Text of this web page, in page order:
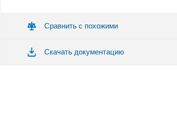
Сравнить с похожими
Скачать документацию